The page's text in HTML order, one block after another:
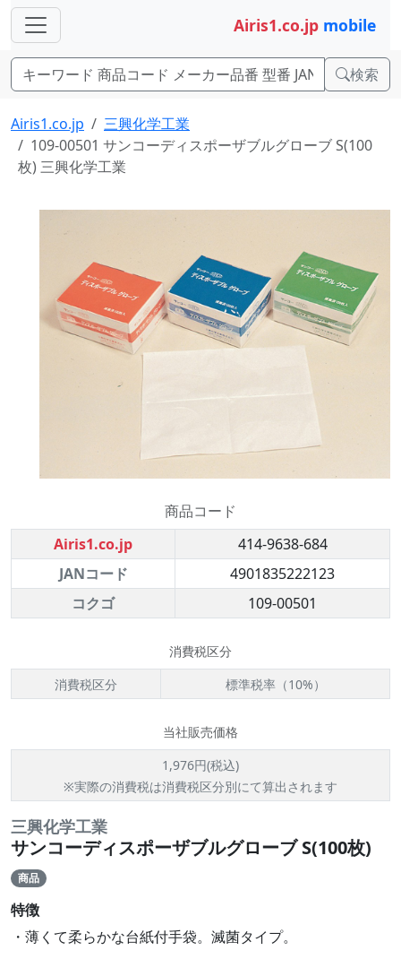
Airis1.co.jp mobile
検索
Airis1.co.jp
三興化学工業
109-00501 サンコーディスポーザブルグローブ S(100
枚) 三興化学工業
商品コード
Airis1.co.jp
414-9638-684
JANコード
4901835222123
コクゴ
109-00501
消費税区分
消費税区分
標準税率（10%）
当社販売価格
1,976円(税込)
※実際の消費税は消費税区分別にて算出されます
三興化学工業
サンコーディスポーザブルグローブ S(100枚)
商品
特徴
・薄くて柔らかな台紙付手袋。滅菌タイプ。